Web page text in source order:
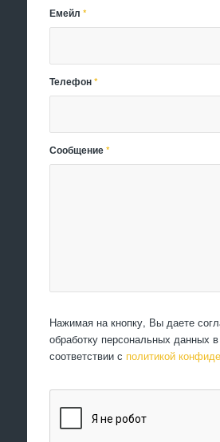
Емейл*
Телефон*
Сообщение*
Нажимая на кнопку, Вы даете
обработку персональных данных в
соответствии с политикой